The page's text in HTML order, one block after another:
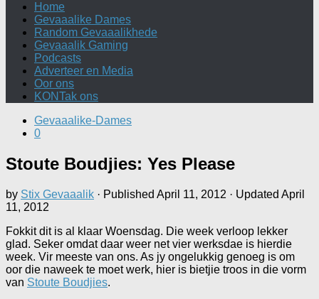
Home
Gevaaalike Dames
Random Gevaaalikhede
Gevaaalik Gaming
Podcasts
Adverteer en Media
Oor ons
KONTak ons
Gevaaalike-Dames
0
Stoute Boudjies: Yes Please
by Stix Gevaaalik · Published April 11, 2012 · Updated April
11, 2012
Fokkit dit is al klaar Woensdag. Die week verloop lekker
glad. Seker omdat daar weer net vier werksdae is hierdie
week. Vir meeste van ons. As jy ongelukkig genoeg is om
oor die naweek te moet werk, hier is bietjie troos in die vorm
van Stoute Boudjies.